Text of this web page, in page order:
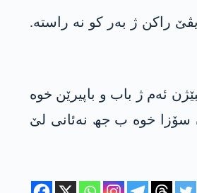
راکن ژ بەر کو نە راستە.
ئەم ژ باب و باپیرێن خوە
سۆزا خوە ب جھ نەئانی لێ